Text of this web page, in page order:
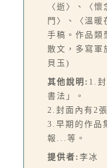
〈逝〉、〈
門〉、〈溫暖
手稿。作品類
散文，多寫軍
貝玉)
其他說明: 1.
書法」。
2.封面內有2
3.早期的作品
報...等。
提供者: 李冰